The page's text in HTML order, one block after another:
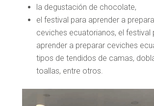
la degustación de chocolate,
el festival para aprender a
ceviches ecuatorianos, el festival
aprender a preparar ceviches
tipos de tendidos de camas,
toallas, entre otros.